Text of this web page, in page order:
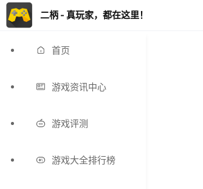
二柄 - 真玩家，都在这里！
首页
游戏资讯中心
游戏评测
游戏大全排行榜